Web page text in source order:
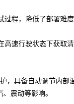
程，降低了部署难
速行驶状态下获取
具备自动调节内部
震动等影响。